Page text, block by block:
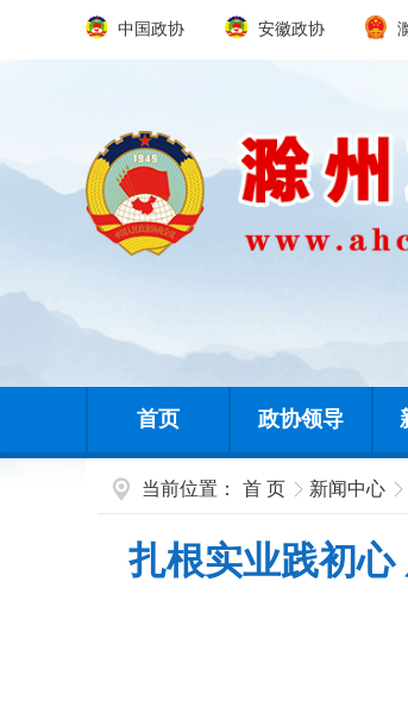
中国政协 安徽政协
首页 政协领导
当前位置： 首 页 新闻中心
扎根实业践初